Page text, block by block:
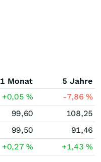
1 Monat
5 Jahre
+0,05% -7,86%
99,60
108,25
99,50
91,46
+0,27% +1,43%